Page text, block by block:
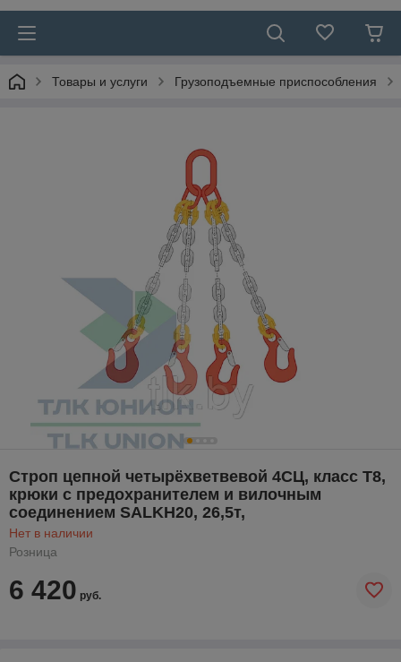
Товары и услуги Грузоподъемные приспособления
Строп цепной четырёхветвевой 4СЦ, класс Т8,
крюки с предохранителем и вилочным
соединением SALKH20, 26,5т,
Нет в наличии
Розница
6 420 руб.